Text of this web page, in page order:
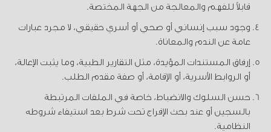
قابلاً للفهم والمعالجة من الجهة المختصة.
وجود سبب إنساني أو صحي أو أسري حقيقي، لا مجرد عبارات
عامة عن الندم والمعاناة.
إرفاق المستندات المؤيدة، مثل التقارير الطبية، وما يثبت الإعالة،
أو الروابط الأسرية، أو الإقامة، أو صفة مقدم الطلب.
حسن السلوك والانضباط، خاصة في الملفات المرتبطة
بالسجين أو عند بحث الإفراج تحت شرط بعد استيفاء شروطه
النظامية.